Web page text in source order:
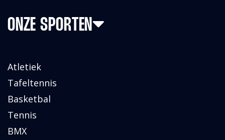
ONZE SPORTEN
Atletiek
Tafeltennis
Basketbal
Tennis
BMX